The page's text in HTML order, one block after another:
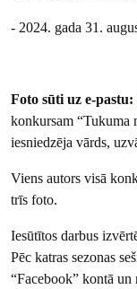
- 2024. gada 31.
Foto sūti uz e-pastu:
konkursam “Tukuma
iesniedzēja vārds,
Viens autors visā
trīs foto.
Iesūtītos darbus
Pēc katras sezonas
“Facebook” kontā